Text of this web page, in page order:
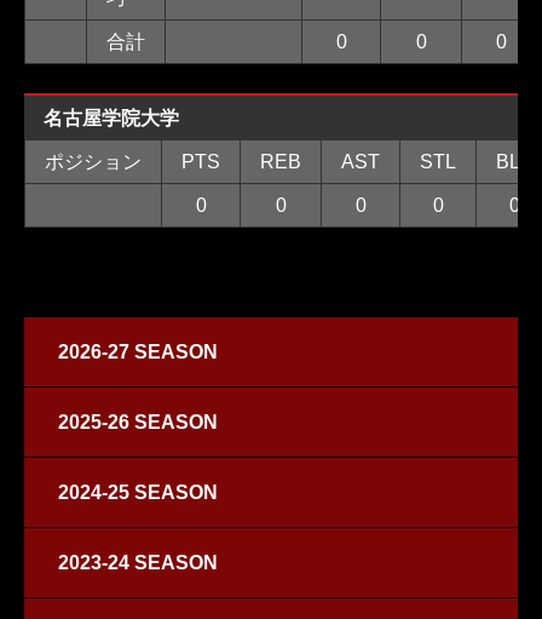
合計 0 0 0
名古屋学院大学
ポジション PTS REB AST STL BLK
0 0 0 0 0
2026-27 SEASON
2025-26 SEASON
2024-25 SEASON
2023-24 SEASON